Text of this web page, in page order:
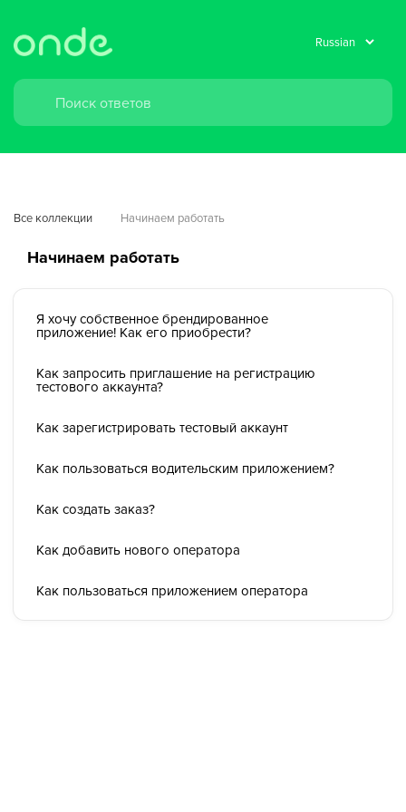
Все коллекции Начинаем работать
Начинаем работать
Я хочу собственное брендированное
приложение! Как его приобрести?
Как запросить приглашение на регистрацию
тестового аккаунта?
Как зарегистрировать тестовый аккаунт
Как пользоваться водительским приложением?
Как создать заказ?
Как добавить нового оператора
Как пользоваться приложением оператора